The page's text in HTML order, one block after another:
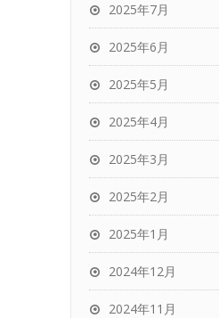
2025年7月
2025年6月
2025年5月
2025年4月
2025年3月
2025年2月
2025年1月
2024年12月
2024年11月